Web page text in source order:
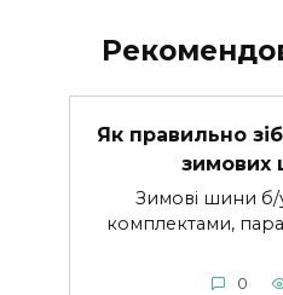
Як правильно
зимових
Зимові шини б/
комплектами,
0